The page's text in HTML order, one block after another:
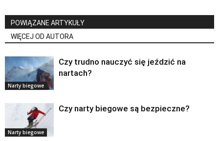
POWIĄZANE ARTYKUŁY
WIĘCEJ OD AUTORA
Narty biegowe
Czy trudno nauczyć się jeździć na
nartach?
Narty biegowe
Czy narty biegowe są bezpieczne?